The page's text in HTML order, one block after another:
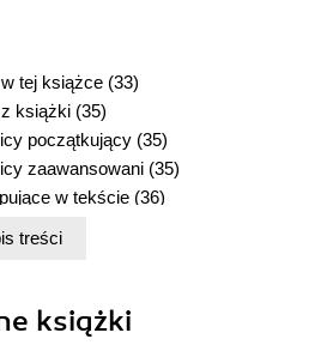
tej książce (33)
książki (35)
początkujący (35)
zaawansowani (35)
w tekście (36)
(36)
treningowej AutoCAD-a (37)
możliwości w porównaniu z
treści
książki